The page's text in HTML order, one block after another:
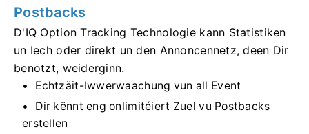
Postbacks
D'IQ Option Tracking Technologie kann Statistiken
un Iech oder direkt un den Annoncennetz, deen Dir
benotzt, weiderginn.
Echtzäit-Iwwerwaachung vun all Event
Dir kënnt eng onlimitéiert Zuel vu Postbacks
erstellen